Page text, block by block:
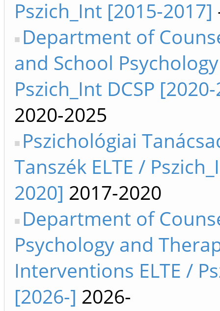
Pszich_Int [2015-2017]
Department of
and School Psychology
Pszich_Int DCSP
2020-2025
Pszichológiai
Tanszék ELTE /
2020] 2017-2020
Department of
Psychology and
Interventions ELTE /
[2026-] 2026-